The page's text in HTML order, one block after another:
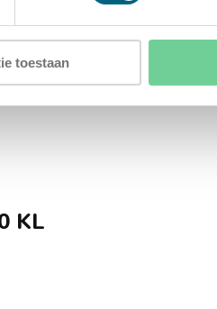
toestaan
KL